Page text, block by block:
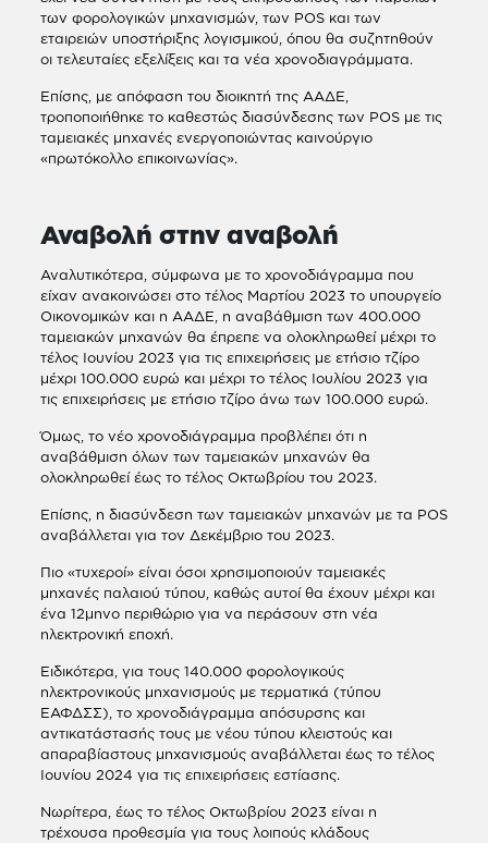
των φορολογικών μηχανισμών, των POS και των
εταιρειών υποστήριξης λογισμικού, όπου θα συζητηθούν
οι τελευταίες εξελίξεις και τα νέα χρονοδιαγράμματα.
Επίσης, με απόφαση του διοικητή της ΑΑΔΕ,
τροποποιήθηκε το καθεστώς διασύνδεσης των POS με τις
ταμειακές μηχανές ενεργοποιώντας καινούργιο
«πρωτόκολλο επικοινωνίας».
Αναβολή στην αναβολή
Αναλυτικότερα, σύμφωνα με το χρονοδιάγραμμα που
είχαν ανακοινώσει στο τέλος Μαρτίου 2023 το υπουργείο
Οικονομικών και η ΑΑΔΕ, η αναβάθμιση των 400.000
ταμειακών μηχανών θα έπρεπε να ολοκληρωθεί μέχρι το
τέλος Ιουνίου 2023 για τις επιχειρήσεις με ετήσιο τζίρο
μέχρι 100.000 ευρώ και μέχρι το τέλος Ιουλίου 2023 για
τις επιχειρήσεις με ετήσιο τζίρο άνω των 100.000 ευρώ.
Όμως, το νέο χρονοδιάγραμμα προβλέπει ότι η
αναβάθμιση όλων των ταμειακών μηχανών θα
ολοκληρωθεί έως το τέλος Οκτωβρίου του 2023.
Επίσης, η διασύνδεση των ταμειακών μηχανών με τα POS
αναβάλλεται για τον Δεκέμβριο του 2023.
Πιο «τυχεροί» είναι όσοι χρησιμοποιούν ταμειακές
μηχανές παλαιού τύπου, καθώς αυτοί θα έχουν μέχρι και
ένα 12μηνο περιθώριο για να περάσουν στη νέα
ηλεκτρονική εποχή.
Ειδικότερα, για τους 140.000 φορολογικούς
ηλεκτρονικούς μηχανισμούς με τερματικά (τύπου
ΕΑΦΔΣΣ), το χρονοδιάγραμμα απόσυρσης και
αντικατάστασής τους με νέου τύπου κλειστούς και
απαραβίαστους μηχανισμούς αναβάλλεται έως το τέλος
Ιουνίου 2024 για τις επιχειρήσεις εστίασης.
Νωρίτερα, έως το τέλος Οκτωβρίου 2023 είναι η
τρέχουσα προθεσμία για τους λοιπούς κλάδους